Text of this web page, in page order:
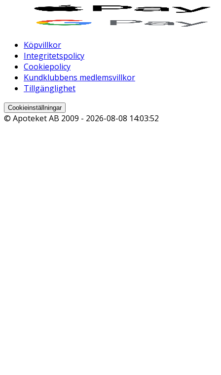
Köpvillkor
Integritetspolicy
Cookiepolicy
Kundklubbens medlemsvillkor
Tillgänglighet
Cookieinställningar
© Apoteket AB 2009 - 2026-08-08 14:03:52